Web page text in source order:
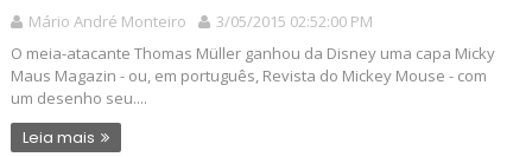
Mário André Monteiro
3/05/2015 02:52:00 PM
O meia-atacante Thomas Müller ganhou da Disney uma capa Micky
Maus Magazin - ou, em português, Revista do Mickey Mouse - com
um desenho seu....
Leia mais